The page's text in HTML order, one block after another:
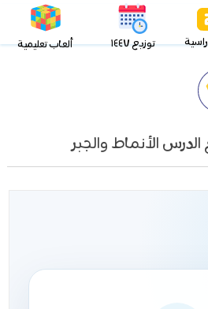
توزيع ١٤٤٧ ألعاب تعليمية
الدرس الأنماط والجبر